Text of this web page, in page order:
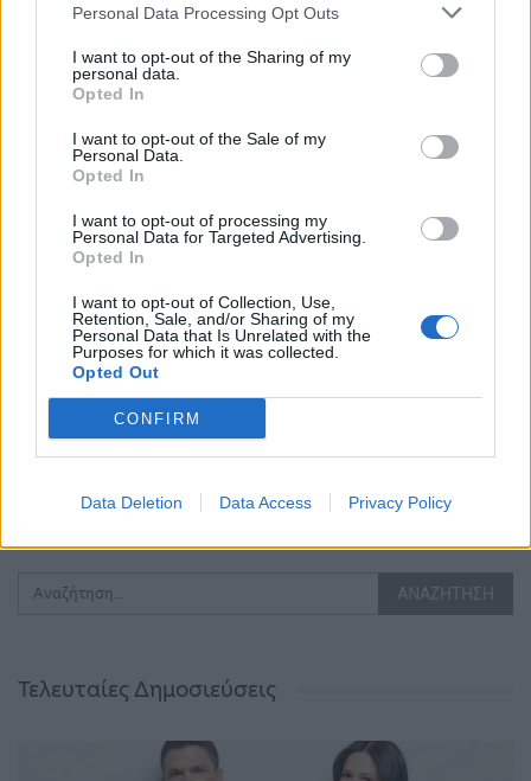
Personal Data Processing Opt Outs
I want to opt-out of the Sharing of my
personal data.
Opted In
I want to opt-out of the Sale of my
Personal Data.
Opted In
I want to opt-out of processing my
Personal Data for Targeted Advertising.
Opted In
I want to opt-out of Collection, Use,
Retention, Sale, and/or Sharing of my
Personal Data that Is Unrelated with the
Purposes for which it was collected.
Opted Out
CONFIRM
Data Deletion Data Access Privacy Policy
Ένας στους 4 αναιρεί
τα οφέλη των
ανθυγιεινά σνακ
Στους δρόμους το
ορυκτά καύσιμα
Δημοσιογράφος
δέχθηκε σεξουαλική
επίθεση on air
Ούρσουλα φον ντερ
δοθούν έως και 2,2 δις
Τελευταίες Δημοσιεύσεις